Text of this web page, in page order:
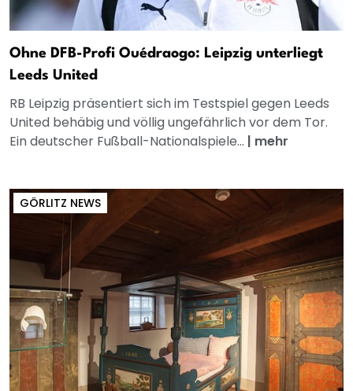
Ohne DFB-Profi Ouédraogo: Leipzig unterliegt
Leeds United
RB Leipzig präsentiert sich im Testspiel gegen Leeds
United behäbig und völlig ungefährlich vor dem Tor.
Ein deutscher Fußball-Nationalspiele... | mehr
GÖRLITZ NEWS